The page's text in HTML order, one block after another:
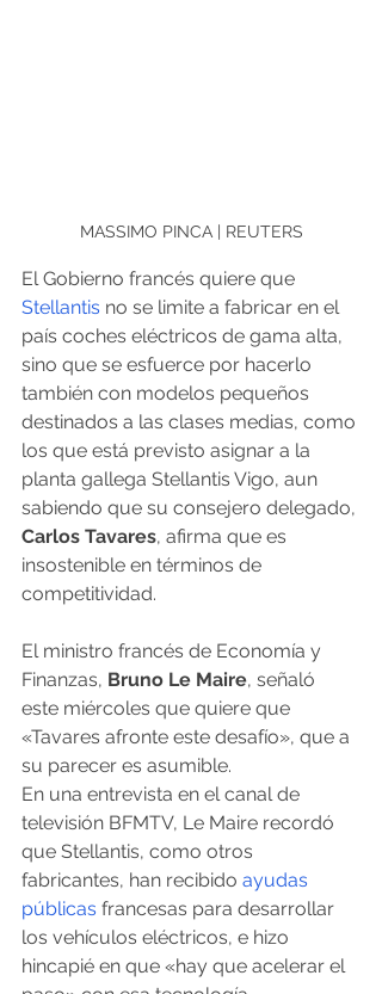
MASSIMO PINCA | REUTERS
El Gobierno francés quiere que
Stellantis no se limite a fabricar en el
país coches eléctricos de gama alta,
sino que se esfuerce por hacerlo
también con modelos pequeños
destinados a las clases medias, como
los que está previsto asignar a la
planta gallega Stellantis Vigo, aun
sabiendo que su consejero delegado,
Carlos Tavares, afirma que es
insostenible en términos de
competitividad.
El ministro francés de Economía y
Finanzas, Bruno Le Maire, señaló
este miércoles que quiere que
«Tavares afronte este desafío», que a
su parecer es asumible.
En una entrevista en el canal de
televisión BFMTV, Le Maire recordó
que Stellantis, como otros
fabricantes, han recibido ayudas
públicas francesas para desarrollar
los vehículos eléctricos, e hizo
hincapié en que «hay que acelerar el